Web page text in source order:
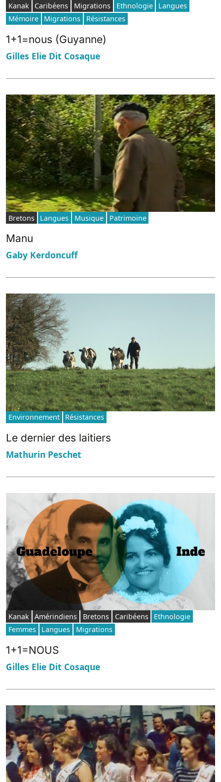
Kanak Caribéens Migrations Ethnologie
Langues
Mémoire
Migrations Résistances
1+1=nous (Guyanne)
Gilles Elie Dit Cosaque
Bretons Langues Musique Patrimoine
Manu
Gaby Kerdoncuff
Environnement Résistances
Le dernier des laitiers
Mathurin Peschet
Kanak Amérindiens Bretons Caribéens
Ethnologie
Femmes
Langues Migrations
1+1=NOUS
Gilles Elie Dit Cosaque